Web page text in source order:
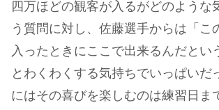
四万ほどの観客が入るがどのような
う質問に対し、佐藤選手からは「こ
入ったときにここで出来るんだとい
とわくわくする気持ちでいっぱいだ
にはその喜びを楽しむのは練習日ま